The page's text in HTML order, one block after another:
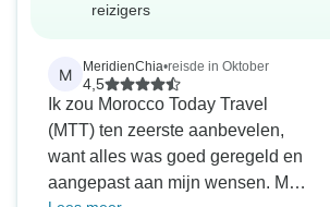
reizigers
M MeridienChia•reisde in Oktober
4,5
Ik zou Morocco Today Travel
(MTT) ten zeerste aanbevelen,
want alles was goed geregeld en
aangepast aan mijn wensen. MTT